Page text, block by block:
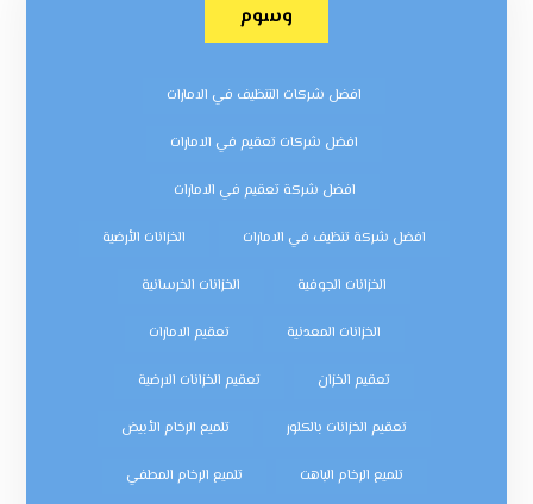
وسوم
افضل شركات التنظيف في الامارات
افضل شركات تعقيم في الامارات
افضل شركة تعقيم في الامارات
افضل شركة تنظيف في الامارات الخزانات الأرضية
الخزانات الجوفية الخزانات الخرسانية
الخزانات المعدنية تعقيم الامارات
تعقيم الخزان تعقيم الخزانات الارضية
تعقيم الخزانات بالكلور تلميع الرخام الأبيض
تلميع الرخام الباهت تلميع الرخام المطفي